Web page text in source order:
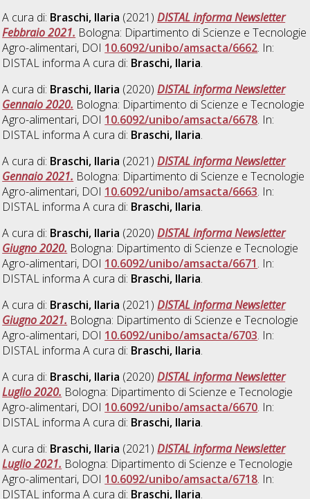
A cura di: Braschi, Ilaria (2021)DISTAL informa Newsletter
Febbraio 2021. Bologna: Dipartimento di Scienze e Tecnologie
Agro-alimentari, DOI 10.6092/unibo/amsacta/6662. In:
DISTAL informa A cura di: Braschi, Ilaria.
A cura di: Braschi, Ilaria (2020)DISTAL informa Newsletter
Gennaio 2020. Bologna: Dipartimento di Scienze e Tecnologie
Agro-alimentari, DOI 10.6092/unibo/amsacta/6678. In:
DISTAL informa A cura di: Braschi, Ilaria.
A cura di: Braschi, Ilaria (2021)DISTAL informa Newsletter
Gennaio 2021. Bologna: Dipartimento di Scienze e Tecnologie
Agro-alimentari, DOI 10.6092/unibo/amsacta/6663. In:
DISTAL informa A cura di: Braschi, Ilaria.
A cura di: Braschi, Ilaria (2020)DISTAL informa Newsletter
Giugno 2020. Bologna: Dipartimento di Scienze e Tecnologie
Agro-alimentari, DOI 10.6092/unibo/amsacta/6671. In:
DISTAL informa A cura di: Braschi, Ilaria.
A cura di: Braschi, Ilaria (2021)DISTAL informa Newsletter
Giugno 2021. Bologna: Dipartimento di Scienze e Tecnologie
Agro-alimentari, DOI 10.6092/unibo/amsacta/6703. In:
DISTAL informa A cura di: Braschi, Ilaria.
A cura di: Braschi, Ilaria (2020)DISTAL informa Newsletter
Luglio 2020. Bologna: Dipartimento di Scienze e Tecnologie
Agro-alimentari, DOI 10.6092/unibo/amsacta/6670. In:
DISTAL informa A cura di: Braschi, Ilaria.
A cura di: Braschi, Ilaria (2021)DISTAL informa Newsletter
Luglio 2021. Bologna: Dipartimento di Scienze e Tecnologie
Agro-alimentari, DOI 10.6092/unibo/amsacta/6718. In:
DISTAL informa A cura di: Braschi, Ilaria.